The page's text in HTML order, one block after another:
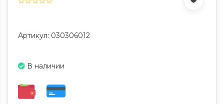
Артикул: 030306012
В наличии